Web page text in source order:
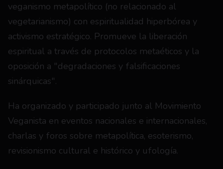
veganismo metapolítico (no relacionado al
vegetarianismo) con espiritualidad hiperbórea y
activismo estratégico. Promueve la liberación
espiritual a través de protocolos metaéticos y la
oposición a "degradaciones y falsificaciones
sinárquicas".
Ha organizado y participado junto al Movimiento
Veganista en eventos nacionales e internacionales,
charlas y foros sobre metapolítica, esoterismo,
revisionismo cultural e histórico y ufología.